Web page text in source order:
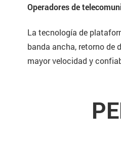
Operadores de
La tecnología de
banda ancha, retorno de
mayor velocidad y